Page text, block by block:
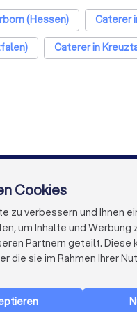
(Hessen) Caterer
Caterer in
funktioniert
Blogs
über Firma
& Einblicke
Cookies
zu verbessern und Ihnen
um Inhalte und
Partnern geteilt.
die sie im Rahmen Ihrer